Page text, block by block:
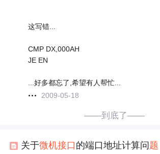
这写错...
CMP DX,000AH
JE EN
...好多都忘了,希望有人帮忙...
2009-05-18
——到底了——
关于微机接口 的端口地址计算问 题